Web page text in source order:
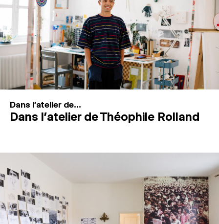
ESPACES DE PRATIQUE ARTISTIQUE ↓
Recherche
Connexion
Dans l'atelier de...
Dans l’atelier de Théophile Rolland